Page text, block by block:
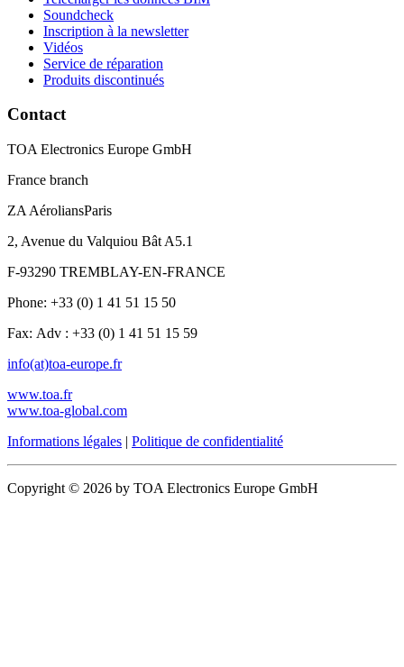
Soundcheck
Inscription à la newsletter
Vidéos
Service de réparation
Produits discontinués
Contact
TOA Electronics Europe GmbH
France branch
ZA AéroliansParis
2, Avenue du Valquiou Bât A5.1
F-93290 TREMBLAY-EN-FRANCE
Phone: +33 (0) 1 41 51 15 50
Fax: Adv : +33 (0) 1 41 51 15 59
info(at)toa-europe.fr
www.toa.fr
www.toa-global.com
Informations légales | Politique de confidentialité
Copyright © 2026 by TOA Electronics Europe GmbH